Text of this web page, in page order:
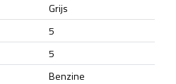
Grijs
5
5
Benzine